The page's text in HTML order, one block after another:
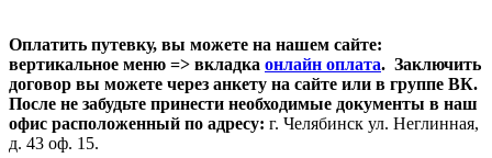
Оплатить путевку, вы можете на нашем сайте:
вертикальное меню => вкладка онлайн оплата. Заключить
договор вы можете через анкету на сайте или в группе ВК.
После не забудьте принести необходимые документы в наш
офис расположенный по адресу: г. Челябинск ул. Неглинная,
д. 43 оф. 15.